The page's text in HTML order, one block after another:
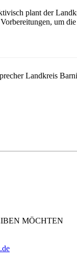
plant der
um
Landkreis
MÖCHTEN